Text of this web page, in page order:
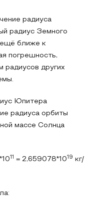
радиуса
радиус Земного
ближе к
погрешность,
радиусов других
Юпитера
радиуса орбиты
массе Солнца
= 2,659078*10 19 кг/